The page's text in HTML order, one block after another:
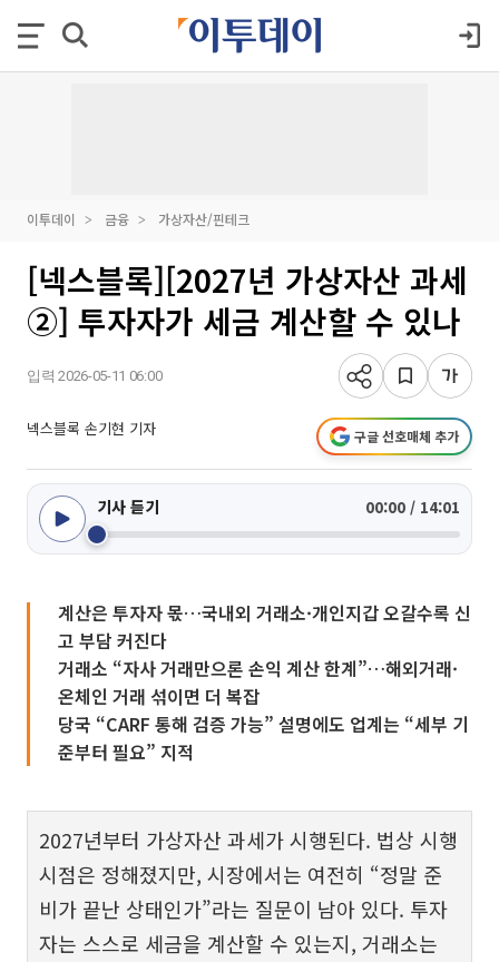
이투데이 금융 가상자산/핀테크
[넥스블록][2027년 가상자산 과세
②] 투자자가 세금 계산할 수 있나
입력 2026-05-11 06:00
넥스블록 손기현 기자 구글 선호매체 추가
기사 듣기 00:00 / 14:01
계산은 투자자 몫…국내외 거래소·개인지갑 오갈수록 신
고 부담 커진다
거래소 “자사 거래만으론 손익 계산 한계”…해외거래·
온체인 거래 섞이면 더 복잡
당국 “CARF 통해 검증 가능” 설명에도 업계는 “세부 기
준부터 필요” 지적
2027년부터 가상자산 과세가 시행된다. 법상 시행
시점은 정해졌지만, 시장에서는 여전히 “정말 준
비가 끝난 상태인가”라는 질문이 남아 있다. 투자
자는 스스로 세금을 계산할 수 있는지, 거래소는